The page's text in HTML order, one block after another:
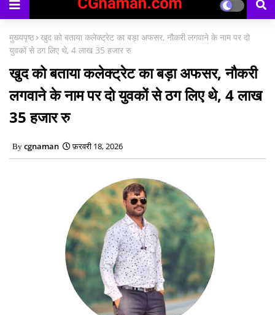
मुख्यपृष्ठ खुद को बताया कलेक्ट्रेट का बड़ा अफसर, नौकरी लगवाने के नाम पर दो
युवकों से ठग लिए थे, 4 लाख 35 हजार रु
खुद को बताया कलेक्ट्रेट का बड़ा अफसर, नौकरी
लगवाने के नाम पर दो युवकों से ठग लिए थे, 4 लाख
35 हजार रु
cgnaman फ़रवरी 18, 2026